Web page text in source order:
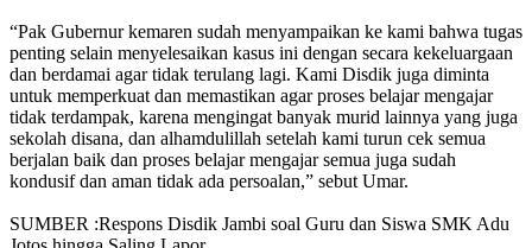
“Pak Gubernur kemaren sudah menyampaikan ke kami bahwa tugas
penting selain menyelesaikan kasus ini dengan secara kekeluargaan
dan berdamai agar tidak terulang lagi. Kami Disdik juga diminta
untuk memperkuat dan memastikan agar proses belajar mengajar
tidak terdampak, karena mengingat banyak murid lainnya yang juga
sekolah disana, dan alhamdulillah setelah kami turun cek semua
berjalan baik dan proses belajar mengajar semua juga sudah
kondusif dan aman tidak ada persoalan,” sebut Umar.
SUMBER :Respons Disdik Jambi soal Guru dan Siswa SMK Adu